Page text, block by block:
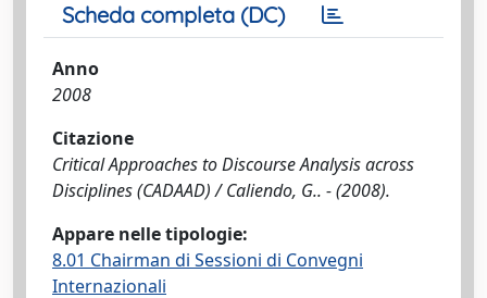
Scheda completa (DC)
Anno
2008
Citazione
Critical Approaches to Discourse Analysis across
Disciplines (CADAAD) / Caliendo, G.. - (2008).
Appare nelle tipologie:
8.01 Chairman di Sessioni di Convegni
Internazionali